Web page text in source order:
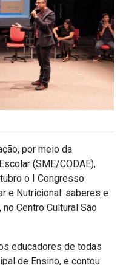
por meio da
(SME/CODAE),
o I Congresso
e Nutricional: saberes e
Centro Cultural São
educadores de todas
de Ensino, e contou